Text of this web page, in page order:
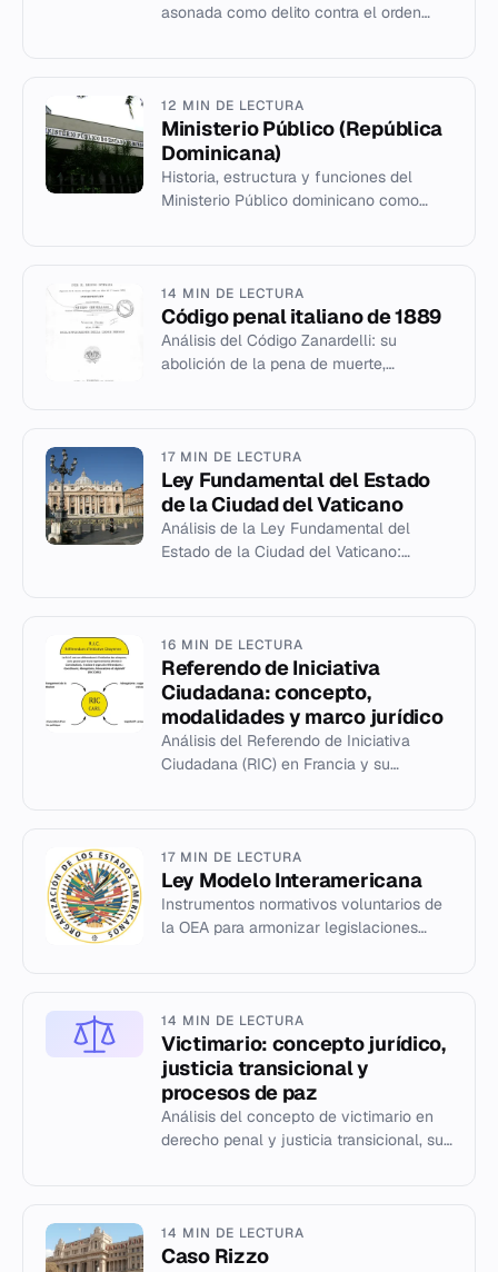
asonada como delito contra el orden
12 MIN DE LECTURA
Ministerio Público (República
Dominicana)
Historia, estructura y funciones del
Ministerio Público dominicano como
14 MIN DE LECTURA
Código penal italiano de 1889
Análisis del Código Zanardelli: su
abolición de la pena de muerte,
17 MIN DE LECTURA
Ley Fundamental del Estado
de la Ciudad del Vaticano
Análisis de la Ley Fundamental del
Estado de la Ciudad del Vaticano:
16 MIN DE LECTURA
Referendo de Iniciativa
Ciudadana: concepto,
modalidades y marco jurídico
Análisis del Referendo de Iniciativa
Ciudadana (RIC) en Francia y su
17 MIN DE LECTURA
Ley Modelo Interamericana
Instrumentos normativos voluntarios de
la OEA para armonizar legislaciones
14 MIN DE LECTURA
Victimario: concepto jurídico,
justicia transicional y
procesos de paz
Análisis del concepto de victimario en
derecho penal y justicia transicional, su
14 MIN DE LECTURA
Caso Rizzo